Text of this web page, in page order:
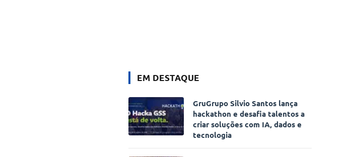
EM DESTAQUE
GruGrupo Silvio Santos lança
hackathon e desafia talentos a
criar soluções com IA, dados e
tecnologia